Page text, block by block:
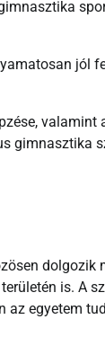
jól
valamint
gimnasztika
is. A
egyetem